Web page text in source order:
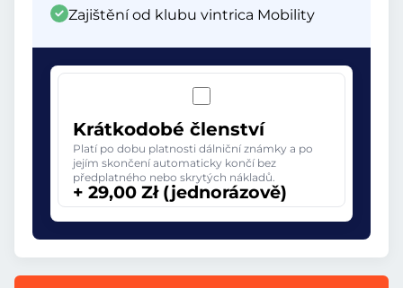
Zajištění od klubu vintrica Mobility
Krátkodobé členství
Platí po dobu platnosti dálniční známky a po
jejím skončení automaticky končí bez
předplatného nebo skrytých nákladů.
+ 29,00 Zł (jednorázově)